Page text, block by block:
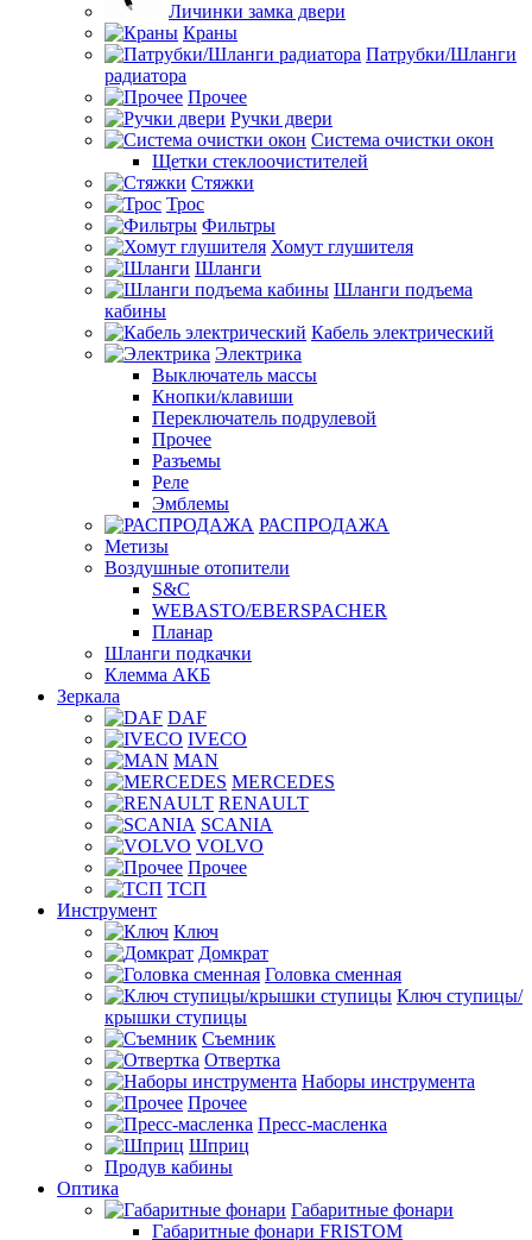
Личинки замка двери
Краны
Патрубки/Шланги
радиатора
Прочее
Ручки двери
Система очистки окон
Щетки стеклоочистителей
Стяжки
Трос
Фильтры
Хомут глушителя
Шланги
Шланги подъема
кабины
Кабель электрический
Электрика
Выключатель массы
Кнопки/клавиши
Переключатель подрулевой
Прочее
Разъемы
Реле
Эмблемы
РАСПРОДАЖА
Метизы
Воздушные отопители
S&C
WEBASTO/EBERSPACHER
Планар
Шланги подкачки
Клемма АКБ
Зеркала
DAF
IVECO
MAN
MERCEDES
RENAULT
SCANIA
VOLVO
Прочее
ТСП
Инструмент
Ключ
Домкрат
Головка сменная
Ключ ступицы/
крышки ступицы
Съемник
Отвертка
Наборы инструмента
Прочее
Пресс-масленка
Шприц
Продув кабины
Оптика
Габаритные фонари
Габаритные фонари FRISTOM